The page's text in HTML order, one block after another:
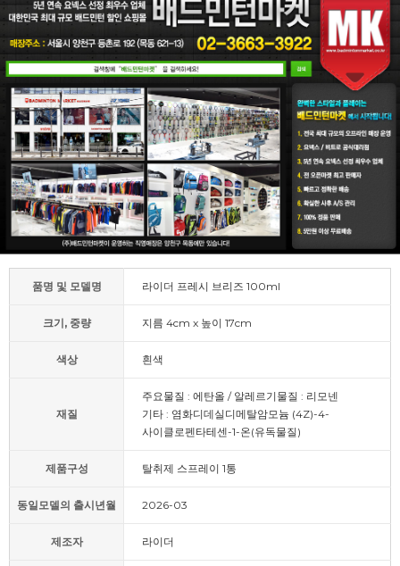
품명 및 모델명 라이더 프레시 브리즈 100ml
크기, 중량 지름 4cm x 높이 17cm
색상 흰색
재질
주요물질 : 에탄올 / 알레르기물질 : 리모넨
기타 : 염화디데실디메탈암모늄 (4Z)-4-
사이클로펜타테센-1-온(유독물질)
제품구성 탈취제 스프레이 1통
동일모델의 출시년월 2026-03
제조자 라이더